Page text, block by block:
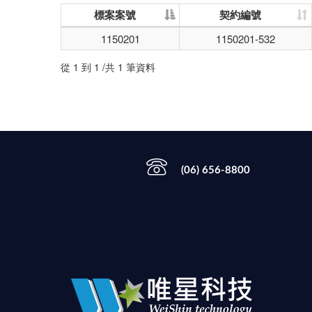
標案案號 契約編號
1150201 1150201-532
從 1 到 1 /共 1 筆資料
(06) 656-8800